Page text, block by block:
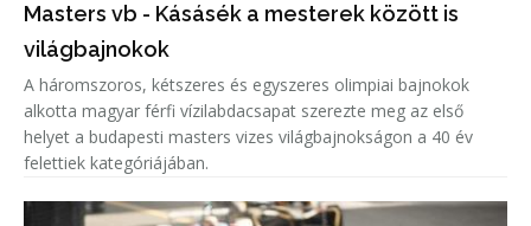
Masters vb - Kásásék a mesterek között is
világbajnokok
A háromszoros, kétszeres és egyszeres olimpiai bajnokok
alkotta magyar férfi vízilabdacsapat szerezte meg az első
helyet a budapesti masters vizes világbajnokságon a 40 év
felettiek kategóriájában.